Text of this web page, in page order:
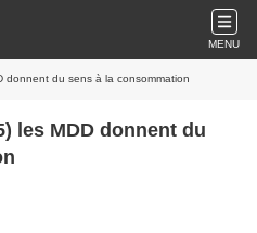
MENU
donnent du sens à la consommation
les MDD donnent du